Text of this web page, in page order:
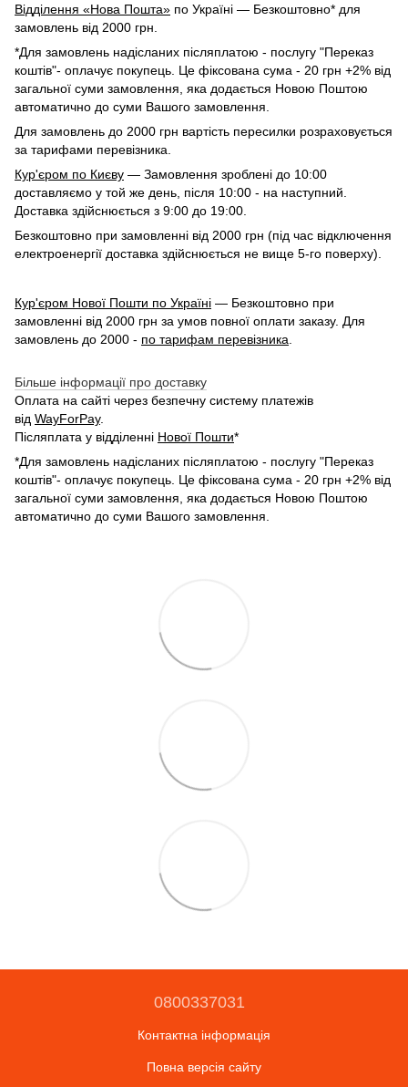
Відділення «Нова Пошта» по Україні — Безкоштовно* для
замовлень від 2000 грн.
*Для замовлень надісланих післяплатою - послугу "Переказ
коштів"- оплачує покупець. Це фіксована сума - 20 грн +2% від
загальної суми замовлення, яка додається Новою Поштою
автоматично до суми Вашого замовлення.
Для замовлень до 2000 грн вартість пересилки розраховується
за тарифами перевізника.
Кур'єром по Києву — Замовлення зроблені до 10:00
доставляємо у той же день, після 10:00 - на наступний.
Доставка здійснюється з 9:00 до 19:00.
Безкоштовно при замовленні від 2000 грн (під час відключення
електроенергії доставка здійснюється не вище 5-го поверху).
Кур'єром Нової Пошти по Україні — Безкоштовно при
замовленні від 2000 грн за умов повної оплати заказу. Для
замовлень до 2000 - по тарифам перевізника
Більше інформації про доставку
Оплата на сайті через безпечну систему платежів
від WayForPay.
Післяплата у відділенні Нової Пошти*
*Для замовлень надісланих післяплатою - послугу "Переказ
коштів"- оплачує покупець. Це фіксована сума - 20 грн +2% від
загальної суми замовлення, яка додається Новою Поштою
автоматично до суми Вашого замовлення.
0800337031
Контактна інформація
Повна версія сайту